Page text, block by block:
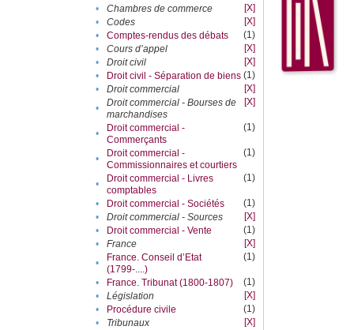
•
Chambres de commerce
[X]
•
Codes
[X]
•
Comptes-rendus des débats
(1)
•
Cours d’appel
[X]
•
Droit civil
[X]
•
Droit civil - Séparation de biens (1)
•
Droit commercial
[X]
•
Droit commercial - Bourses de
marchandises
[X]
•
Droit commercial -
Commerçants
(1)
•
Droit commercial -
Commissionnaires et courtiers
(1)
•
Droit commercial - Livres
comptables
(1)
• Droit commercial - Sociétés
(1)
•
Droit commercial - Sources
[X]
•
Droit commercial - Vente
(1)
•
France
[X]
•
France. Conseil d’Etat
(1799-....)
(1)
• France. Tribunat (1800-1807)
(1)
•
Législation
[X]
•
Procédure civile
(1)
•
Tribunaux
[X]